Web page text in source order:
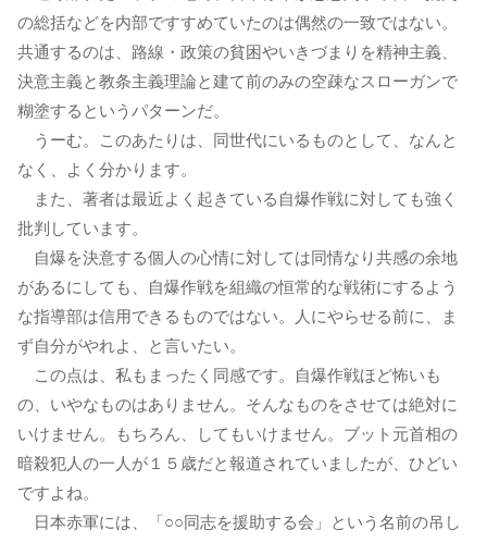
の総括などを内部ですすめていたのは偶然の一致ではない。
共通するのは、路線・政策の貧困やいきづまりを精神主義、
決意主義と教条主義理論と建て前のみの空疎なスローガンで
糊塗するというパターンだ。
うーむ。このあたりは、同世代にいるものとして、なんと
なく、よく分かります。
また、著者は最近よく起きている自爆作戦に対しても強く
批判しています。
自爆を決意する個人の心情に対しては同情なり共感の余地
があるにしても、自爆作戦を組織の恒常的な戦術にするよう
な指導部は信用できるものではない。人にやらせる前に、ま
ず自分がやれよ、と言いたい。
この点は、私もまったく同感です。自爆作戦ほど怖いも
の、いやなものはありません。そんなものをさせては絶対に
いけません。もちろん、してもいけません。ブット元首相の
暗殺犯人の一人が１５歳だと報道されていましたが、ひどい
ですよね。
日本赤軍には、「○○同志を援助する会」という名前の吊し